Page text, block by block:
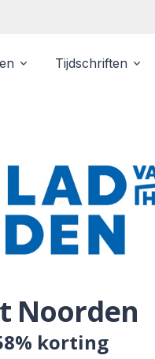
Tijdschriften
Noorden
korting